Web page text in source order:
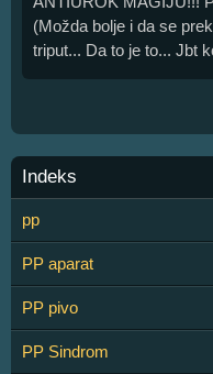
(Možda bolje i da se
triput... Da to je to... Jbt
Indeks
pp
PP aparat
PP pivo
PP Sindrom